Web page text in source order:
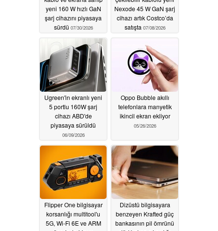
yeni 160 W hızlı GaN
şarj cihazını piyasaya
sürdü 07/30/2026
Nexode 45 W GaN şarj
cihazı artık Costco’da
satışta 07/08/2026
Ugreen'in ekranlı yeni
5 portlu 160W şarj
cihazı ABD'de
piyasaya sürüldü
06/09/2026
Oppo Bubble akıllı
telefonlara manyetik
ikincil ekran ekliyor
05/26/2026
Flipper One bilgisayar
korsanlığı multitool'u
5G, Wi-Fi 6E ve ARM
Dizüstü bilgisayara
benzeyen Krafted güç
bankasının pil ömrünü